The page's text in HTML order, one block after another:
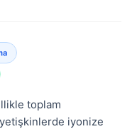
toplam
iyonize